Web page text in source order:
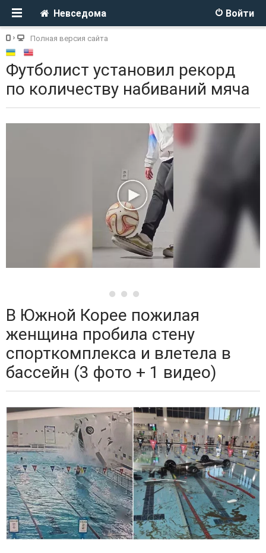
Войти
Невседома
Полная версия сайта
Футболист установил рекорд
по количеству набиваний мяча
В Южной Корее пожилая
женщина пробила стену
спорткомплекса и влетела в
бассейн (3 фото + 1 видео)